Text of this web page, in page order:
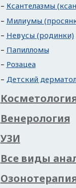
Ксантелазмы
Милиумы
Невусы (родинки)
Папилломы
Розацеа
Детский
Венерология
УЗИ
Все виды